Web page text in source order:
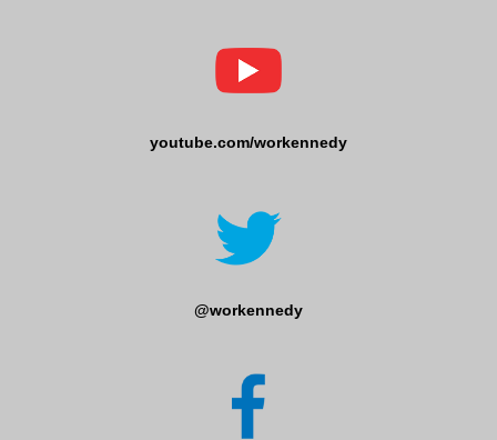
youtube.com/workennedy
@workennedy